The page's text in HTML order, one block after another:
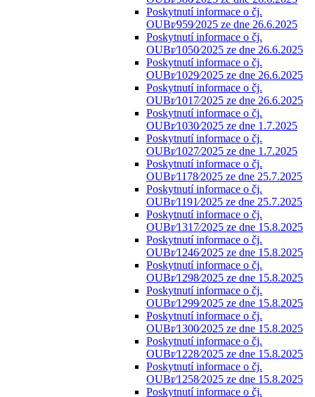
Poskytnutí informace o čj.
OUBr⁄959⁄2025 ze dne 26.6.2025
Poskytnutí informace o čj.
OUBr⁄1050⁄2025 ze dne 26.6.2025
Poskytnutí informace o čj.
OUBr⁄1029⁄2025 ze dne 26.6.2025
Poskytnutí informace o čj.
OUBr⁄1017⁄2025 ze dne 26.6.2025
Poskytnutí informace o čj.
OUBr⁄1030⁄2025 ze dne 1.7.2025
Poskytnutí informace o čj.
OUBr⁄1027⁄2025 ze dne 1.7.2025
Poskytnutí informace o čj.
OUBr⁄1178⁄2025 ze dne 25.7.2025
Poskytnutí informace o čj.
OUBr⁄1191⁄2025 ze dne 25.7.2025
Poskytnutí informace o čj.
OUBr⁄1317⁄2025 ze dne 15.8.2025
Poskytnutí informace o čj.
OUBr⁄1246⁄2025 ze dne 15.8.2025
Poskytnutí informace o čj.
OUBr⁄1298⁄2025 ze dne 15.8.2025
Poskytnutí informace o čj.
OUBr⁄1299⁄2025 ze dne 15.8.2025
Poskytnutí informace o čj.
OUBr⁄1300⁄2025 ze dne 15.8.2025
Poskytnutí informace o čj.
OUBr⁄1228⁄2025 ze dne 15.8.2025
Poskytnutí informace o čj.
OUBr⁄1258⁄2025 ze dne 15.8.2025
Poskytnutí informace o čj.